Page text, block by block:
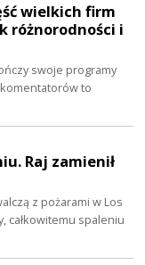
wielkich firm
różnorodności i
swoje programy
to
Raj zamienił
z pożarami w Los
całkowitemu spaleniu